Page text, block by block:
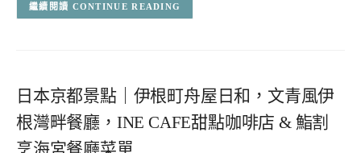
CONTINUE READING
日本京都景點｜伊根町舟屋日和，文青風伊
根灣畔餐廳，INE CAFE甜點咖啡店 & 鮨割
烹海宮餐廳菜單